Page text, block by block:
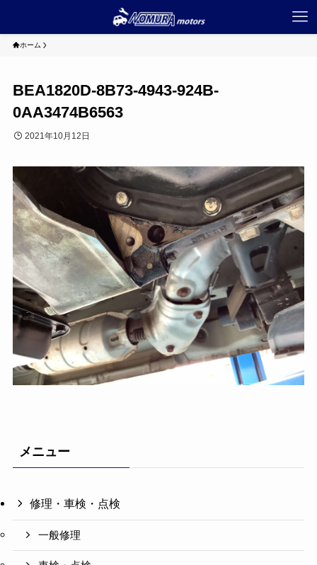
ホーム
BEA1820D-8B73-4943-924B-
0AA3474B6563
2021年10月12日
メニュー
修理・車検・点検
一般修理